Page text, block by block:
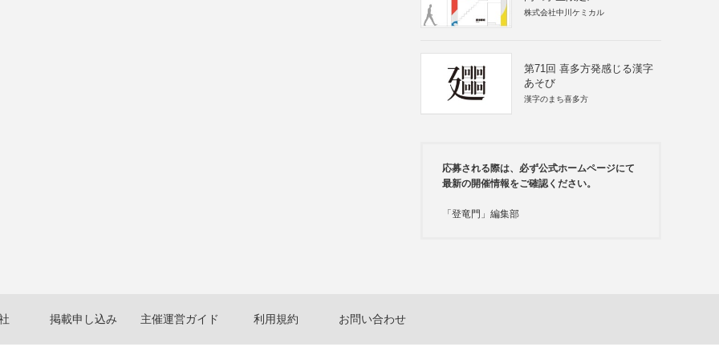
株式会社中川ケミカル
第71回 喜多方発感じる漢字
あそび
漢字のまち喜多方
応募される際は、必ず公式ホームページにて
最新の開催情報をご確認ください。
「登竜門」編集部
掲載申し込み 主催運営ガイド 利用規約 お問い合わせ